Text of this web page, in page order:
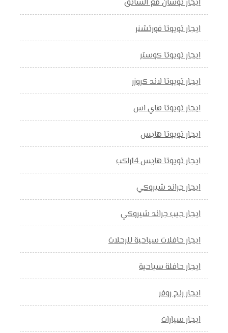
ايجار توسان مع السائق
ايجار تويوتا فورتشنر
ايجار تويوتا كوستر
ايجار تويوتا لاند كروزر
ايجار تويوتا هاي اس
ايجار تويوتا هايس
ايجار تويوتا هايس 14راكب
ايجار جراند شيروكي
ايجار جيب جراند شيروكي
ايجار حافلات سياحية للرحلات
ايجار حافلة سياحية
ايجار رنج روفر
ايجار سيارات